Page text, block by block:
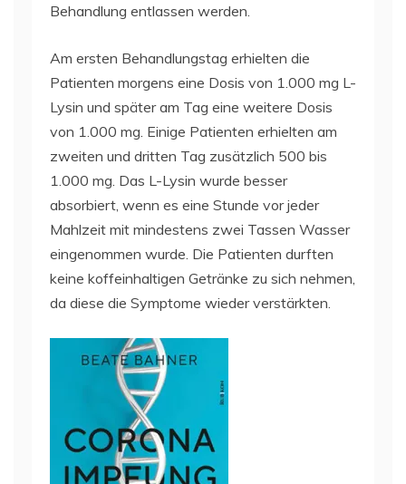
Behandlung entlassen werden.
Am ersten Behandlungstag erhielten die
Patienten morgens eine Dosis von 1.000 mg L-
Lysin und später am Tag eine weitere Dosis
von 1.000 mg. Einige Patienten erhielten am
zweiten und dritten Tag zusätzlich 500 bis
1.000 mg. Das L-Lysin wurde besser
absorbiert, wenn es eine Stunde vor jeder
Mahlzeit mit mindestens zwei Tassen Wasser
eingenommen wurde. Die Patienten durften
keine koffeinhaltigen Getränke zu sich nehmen,
da diese die Symptome wieder verstärkten.